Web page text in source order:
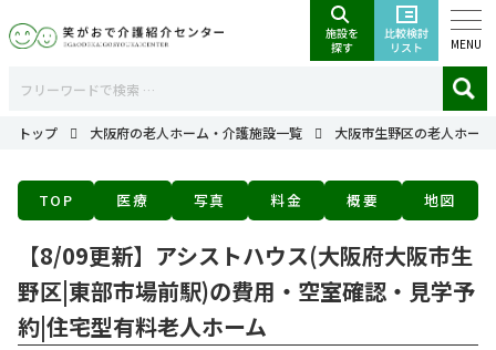
MENU
トップ 大阪府の老人ホーム・介護施設一覧 大阪市生野区の老人ホー
TOP 医療 写真 料金 概要 地図
【8/09更新】アシストハウス(大阪府大阪市生
野区|東部市場前駅)の費用・空室確認・見学予
約|住宅型有料老人ホーム